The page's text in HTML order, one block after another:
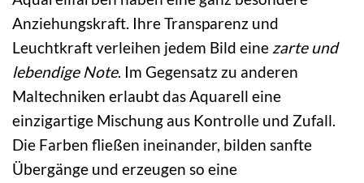
Anziehungskraft. Ihre Transparenz und
Leuchtkraft verleihen jedem Bild eine zarte und
lebendige Note. Im Gegensatz zu anderen
Maltechniken erlaubt das Aquarell eine
einzigartige Mischung aus Kontrolle und Zufall.
Die Farben fließen ineinander, bilden sanfte
Übergänge und erzeugen so eine